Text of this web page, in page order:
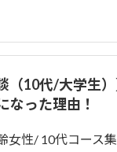
（10代/大学生
なった理由！
女性/ 10代コース